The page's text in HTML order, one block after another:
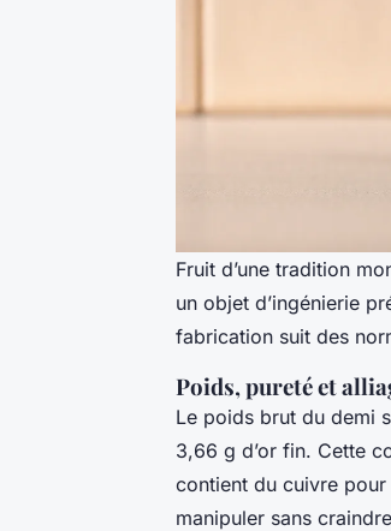
Fruit d’une tradition
un objet d’ingénierie
fabrication suit des
Poids, pureté et
Le poids brut du demi
3,66 g d’or fin. Cette
contient du cuivre
manipuler sans